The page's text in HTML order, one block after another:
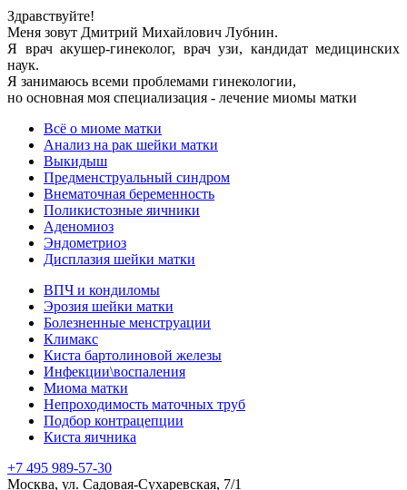
Здравствуйте!
Меня зовут Дмитрий Михайлович Лубнин.
Я врач акушер-гинеколог, врач узи, кандидат медицинских
наук.
Я занимаюсь всеми проблемами гинекологии,
но основная моя специализация - лечение миомы матки
Всё о миоме матки
Анализ на рак шейки матки
Выкидыш
Предменструальный синдром
Внематочная беременность
Поликистозные яичники
Аденомиоз
Эндометриоз
Дисплазия шейки матки
ВПЧ и кондиломы
Эрозия шейки матки
Болезненные менструации
Климакс
Киста бартолиновой железы
Инфекции\воспаления
Миома матки
Непроходимость маточных труб
Подбор контрацепции
Киста яичника
+7 495 989-57-30
Москва, ул. Садовая-Сухаревская, 7/1